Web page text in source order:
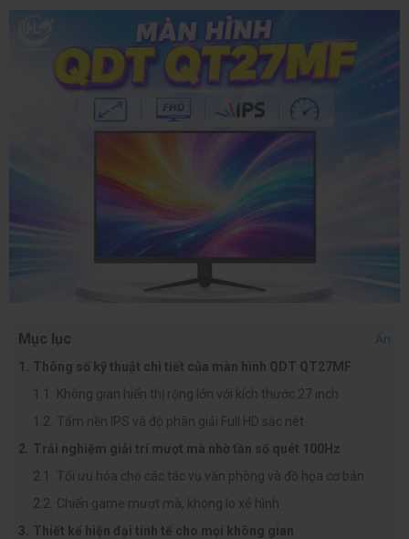
Mục lục
Ẩn
Thông số kỹ thuật chi tiết của màn hình QDT QT27MF
Không gian hiển thị rộng lớn với kích thước 27 inch
Tấm nền IPS và độ phân giải Full HD sắc nét
Trải nghiệm giải trí mượt mà nhờ tần số quét 100Hz
Tối ưu hóa cho các tác vụ văn phòng và đồ họa cơ bản
Chiến game mượt mà, không lo xé hình
Thiết kế hiện đại tinh tế cho mọi không gian